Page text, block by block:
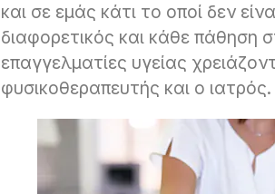
και σε εμάς κάτι το οποί δεν
διαφορετικός και κάθε πάθηση
επαγγελματίες υγείας
φυσικοθεραπευτής και ο ιατρός.